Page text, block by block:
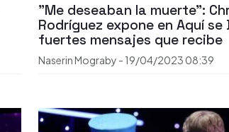
"Me deseaban la muerte":
Rodríguez expone en Aquí se
fuertes mensajes que recibe
Naserin Mograby - 19/04/2023 08:39